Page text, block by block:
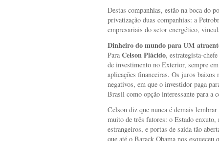
Destas companhias, estão na boca do
privatização duas companhias: a
empresariais do setor energético,
Dinheiro do mundo para UM
Para Celson Plácido, estrategista-
de investimento no Exterior, sempre
aplicações financeiras. Os juros baixos
negativos, em que o investidor paga
Brasil como opção interessante para a
Celson diz que nunca é demais
muito de três fatores: o Estado
estrangeiros, e portas de saída tão
que até o Barack Obama nos